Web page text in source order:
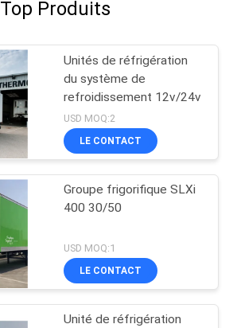
Top Produits
Unités de réfrigération
du système de
refroidissement 12v/24v
USD MOQ:2
LE CONTACT
Groupe frigorifique SLXi
400 30/50
USD MOQ:1
LE CONTACT
Unité de réfrigération